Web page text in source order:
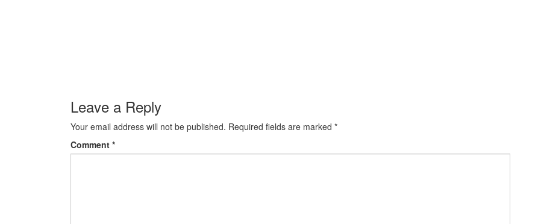
Leave a Reply
Your email address will not be published. Required fields are marked *
Comment *